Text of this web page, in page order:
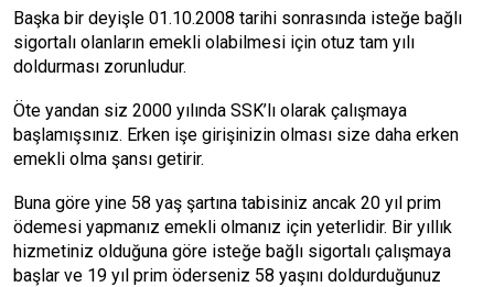
Başka bir deyişle 01.10.2008 tarihi sonrasında isteğe bağlı
sigortalı olanların emekli olabilmesi için otuz tam yılı
doldurması zorunludur.
Öte yandan siz 2000 yılında SSK’lı olarak çalışmaya
başlamışsınız. Erken işe girişinizin olması size daha erken
emekli olma şansı getirir.
Buna göre yine 58 yaş şartına tabisiniz ancak 20 yıl prim
ödemesi yapmanız emekli olmanız için yeterlidir. Bir yıllık
hizmetiniz olduğuna göre isteğe bağlı sigortalı çalışmaya
başlar ve 19 yıl prim öderseniz 58 yaşını doldurduğunuz